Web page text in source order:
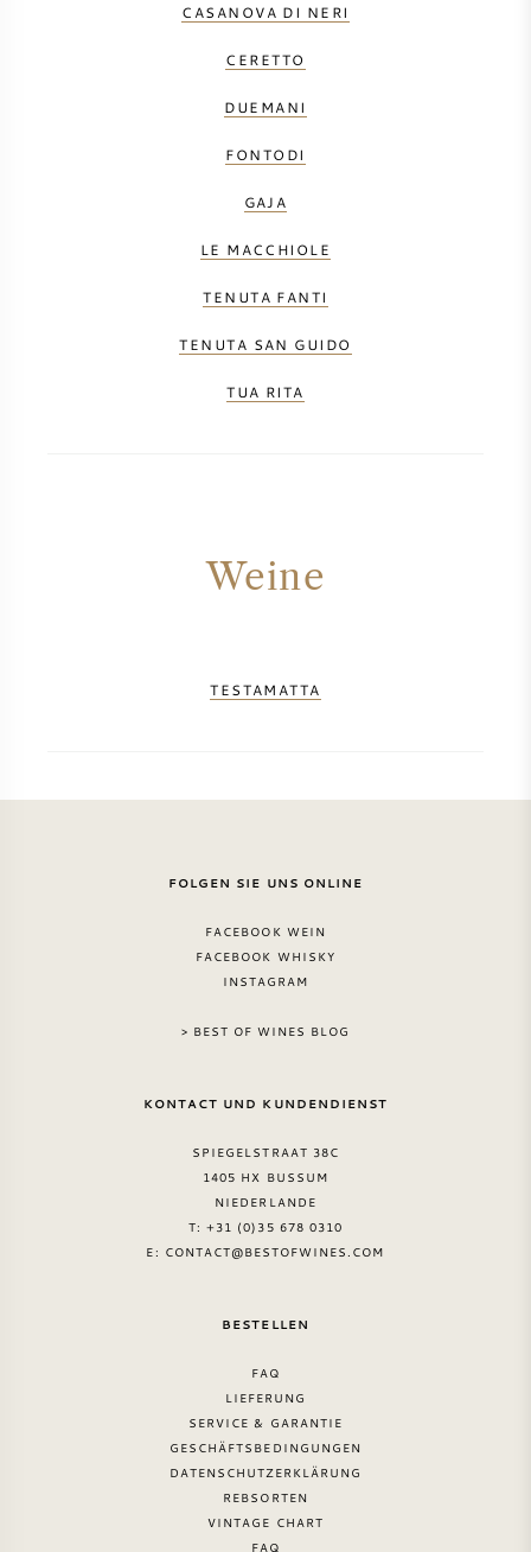
CASANOVA DI NERI
CERETTO
DUEMANI
FONTODI
GAJA
LE MACCHIOLE
TENUTA FANTI
TENUTA SAN GUIDO
TUA RITA
Weine
TESTAMATTA
FOLGEN SIE UNS ONLINE
FACEBOOK WEIN
FACEBOOK WHISKY
INSTAGRAM
> BEST OF WINES BLOG
KONTACT UND KUNDENDIENST
SPIEGELSTRAAT 38C
1405 HX BUSSUM
NIEDERLANDE
T: +31 (0)35 678 0310
E: CONTACT@BESTOFWINES.COM
BESTELLEN
FAQ
LIEFERUNG
SERVICE & GARANTIE
GESCHÄFTSBEDINGUNGEN
DATENSCHUTZERKLÄRUNG
REBSORTEN
VINTAGE CHART
FAQ